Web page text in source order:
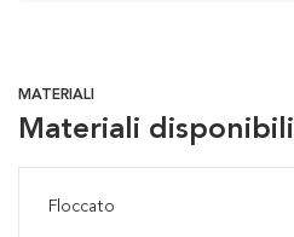
MATERIALI
Materiali disponibili
Floccato